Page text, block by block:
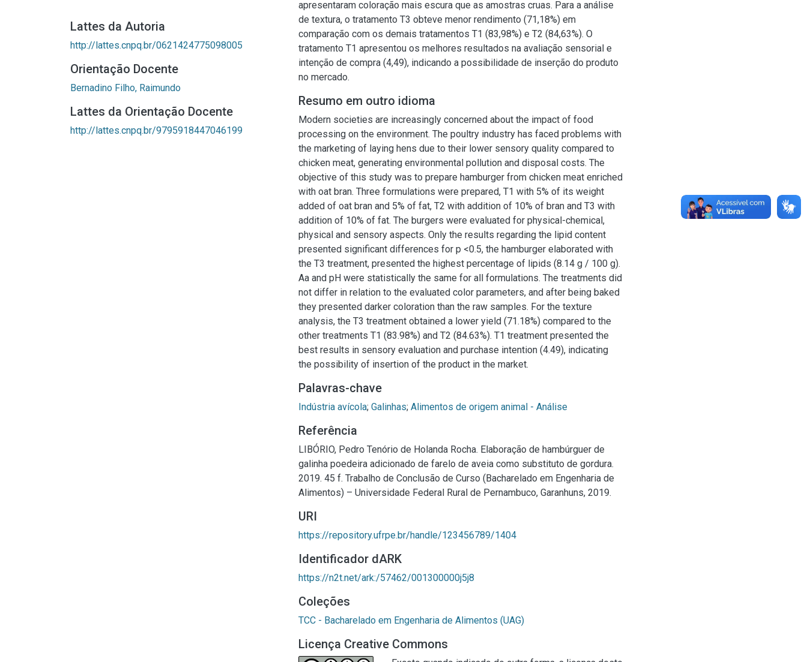
Lattes da Autoria
http://lattes.cnpq.br/0621424775098005
Orientação Docente
Bernadino Filho, Raimundo
Lattes da Orientação Docente
http://lattes.cnpq.br/9795918447046199
apresentaram coloração mais escura que as amostras cruas. Para a análise
de textura, o tratamento T3 obteve menor rendimento (71,18%) em
comparação com os demais tratamentos T1 (83,98%) e T2 (84,63%). O
tratamento T1 apresentou os melhores resultados na avaliação sensorial e
intenção de compra (4,49), indicando a possibilidade de inserção do produto
no mercado.
Resumo em outro idioma
Modern societies are increasingly concerned about the impact of food
processing on the environment. The poultry industry has faced problems with
the marketing of laying hens due to their lower sensory quality compared to
chicken meat, generating environmental pollution and disposal costs. The
objective of this study was to prepare hamburger from chicken meat enriched
with oat bran. Three formulations were prepared, T1 with 5% of its weight
added of oat bran and 5% of fat, T2 with addition of 10% of bran and T3 with
addition of 10% of fat. The burgers were evaluated for physical-chemical,
physical and sensory aspects. Only the results regarding the lipid content
presented significant differences for p <0.5, the hamburger elaborated with
the T3 treatment, presented the highest percentage of lipids (8.14 g / 100 g).
Aa and pH were statistically the same for all formulations. The treatments did
not differ in relation to the evaluated color parameters, and after being baked
they presented darker coloration than the raw samples. For the texture
analysis, the T3 treatment obtained a lower yield (71.18%) compared to the
other treatments T1 (83.98%) and T2 (84.63%). T1 treatment presented the
best results in sensory evaluation and purchase intention (4.49), indicating
the possibility of insertion of the product in the market.
Palavras-chave
Indústria avícola; Galinhas; Alimentos de origem animal - Análise
Referência
LIBÓRIO, Pedro Tenório de Holanda Rocha. Elaboração de hambúrguer de
galinha poedeira adicionado de farelo de aveia como substituto de gordura.
2019. 45 f. Trabalho de Conclusão de Curso (Bacharelado em Engenharia de
Alimentos) – Universidade Federal Rural de Pernambuco, Garanhuns, 2019.
URI
https://repository.ufrpe.br/handle/123456789/1404
Identificador dARK
https://n2t.net/ark:/57462/001300000j5j8
Coleções
TCC - Bacharelado em Engenharia de Alimentos (UAG)
Licença Creative Commons